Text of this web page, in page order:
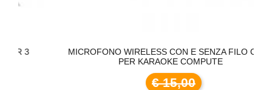
MICROFONO WIRELESS CON E SENZA FILO CAVO
PER KARAOKE COMPUTE
€ 15,00